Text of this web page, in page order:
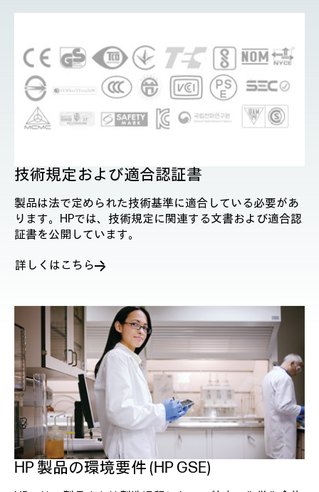
技術規定および適合認証書
製品は法で定められた技術基準に適合している必要があ
ります。HPでは、技術規定に関連する文書および適合認
証書を公開しています。
詳しくはこちら
HP 製品の環境要件 (HP GSE)